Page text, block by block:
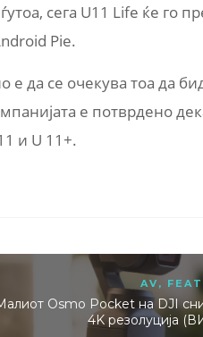
сега U11 Life ќе го
Pie.
да се очекува тоа да
е потврдено
и U 11+.
AV ,
Osmo Pocket на DJI
4K резолуција